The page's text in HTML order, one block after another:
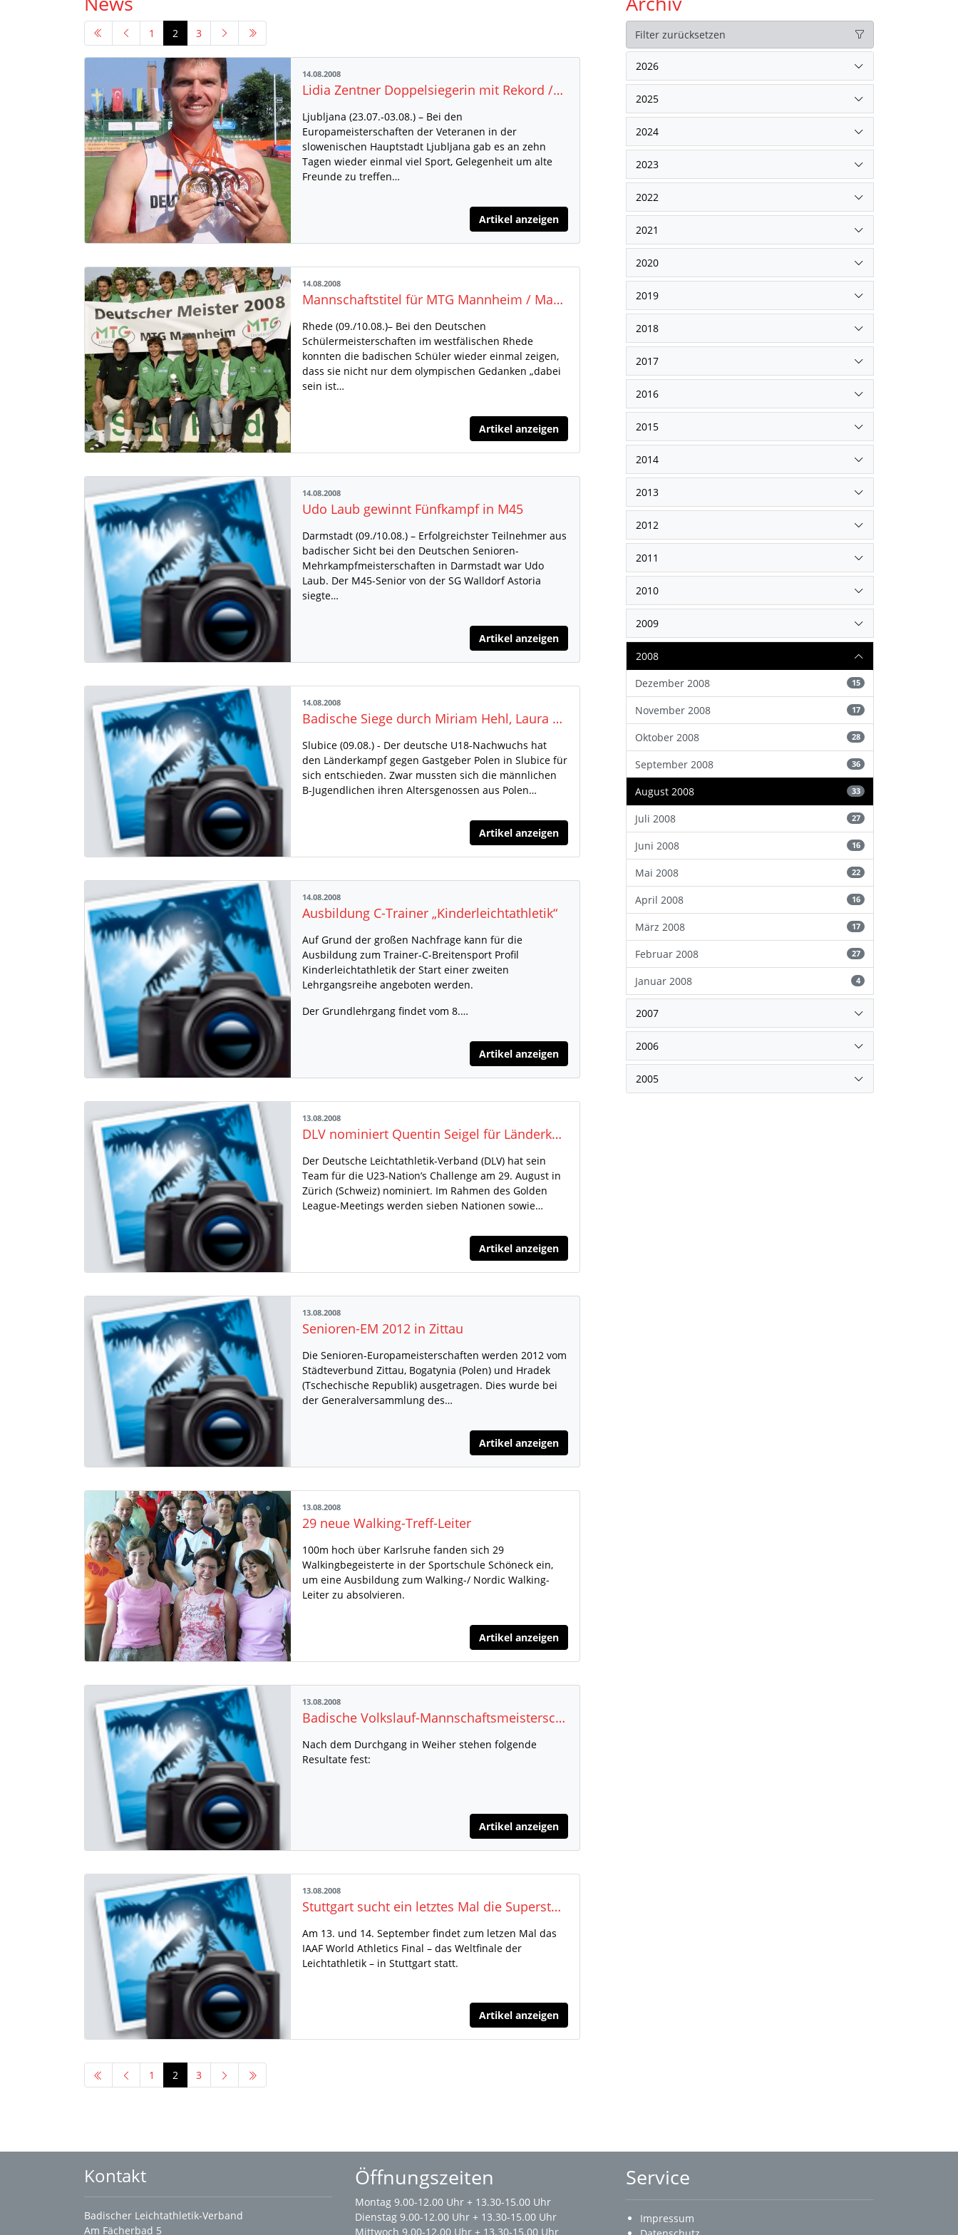
1 2 3
14.08.2008
Lidia Zentner Doppelsiegerin mit Rekord /<br>Andreas Schulze sammelt fünf Medaillen
Ljubljana (23.07.-03.08.) – Bei den
Europameisterschaften der Veteranen in der
slowenischen Hauptstadt Ljubljana gab es an zehn
Tagen wieder einmal viel Sport, Gelegenheit um alte
Freunde zu treffen…
Artikel anzeigen
14.08.2008
Mannschaftstitel für MTG Mannheim / Manuel Burkart gewinnt Block Lauf
Rhede (09./10.08.)– Bei den Deutschen
Schülermeisterschaften im westfälischen Rhede
konnten die badischen Schüler wieder einmal zeigen,
dass sie nicht nur dem olympischen Gedanken „dabei
sein ist…
Artikel anzeigen
14.08.2008
Udo Laub gewinnt Fünfkampf in M45
Darmstadt (09./10.08.) – Erfolgreichster Teilnehmer aus
badischer Sicht bei den Deutschen Senioren-
Mehrkampfmeisterschaften in Darmstadt war Udo
Laub. Der M45-Senior von der SG Walldorf Astoria
siegte…
Artikel anzeigen
14.08.2008
Badische Siege durch Miriam Hehl, Laura Knörr und Marcel Bosler
Slubice (09.08.) - Der deutsche U18-Nachwuchs hat
den Länderkampf gegen Gastgeber Polen in Slubice für
sich entschieden. Zwar mussten sich die männlichen
B-Jugendlichen ihren Altersgenossen aus Polen…
Artikel anzeigen
14.08.2008
Ausbildung C-Trainer „Kinderleichtathletik“
Auf Grund der großen Nachfrage kann für die
Ausbildung zum Trainer-C-Breitensport Profil
Kinderleichtathletik der Start einer zweiten
Lehrgangsreihe angeboten werden.
Der Grundlehrgang findet vom 8.…
Artikel anzeigen
13.08.2008
DLV nominiert Quentin Seigel für Länderkampf in Zürich
Der Deutsche Leichtathletik-Verband (DLV) hat sein
Team für die U23-Nation’s Challenge am 29. August in
Zürich (Schweiz) nominiert. Im Rahmen des Golden
League-Meetings werden sieben Nationen sowie…
Artikel anzeigen
13.08.2008
Senioren-EM 2012 in Zittau
Die Senioren-Europameisterschaften werden 2012 vom
Städteverbund Zittau, Bogatynia (Polen) und Hradek
(Tschechische Republik) ausgetragen. Dies wurde bei
der Generalversammlung des…
Artikel anzeigen
13.08.2008
29 neue Walking-Treff-Leiter
100m hoch über Karlsruhe fanden sich 29
Walkingbegeisterte in der Sportschule Schöneck ein,
um eine Ausbildung zum Walking-/ Nordic Walking-
Leiter zu absolvieren.
Artikel anzeigen
13.08.2008
Badische Volkslauf-Mannschaftsmeisterschaften
Nach dem Durchgang in Weiher stehen folgende
Resultate fest:
Artikel anzeigen
13.08.2008
Stuttgart sucht ein letztes Mal die Superstaffel – Über 300 Staffelmeldungen für 13./14. September liegen vor
Am 13. und 14. September findet zum letzen Mal das
IAAF World Athletics Final – das Weltfinale der
Leichtathletik – in Stuttgart statt.
Artikel anzeigen
1 2 3
Filter zurücksetzen
2026
2025
2024
2023
2022
2021
2020
2019
2018
2017
2016
2015
2014
2013
2012
2011
2010
2009
2008
Dezember 2008
15
November 2008 17
Oktober 2008 28
September 2008 36
August 2008 33
Juli 2008 27
Juni 2008 16
Mai 2008 22
April 2008 16
März 2008 17
Februar 2008 27
Januar 2008 4
2007
2006
2005
Kontakt
Badischer Leichtathletik-Verband
Am Fächerbad 5
Öffnungszeiten
Montag 9.00-12.00 Uhr + 13.30-15.00 Uhr
Dienstag 9.00-12.00 Uhr + 13.30-15.00 Uhr
Mittwoch 9.00-12.00 Uhr + 13.30-15.00 Uhr
Service
Impressum